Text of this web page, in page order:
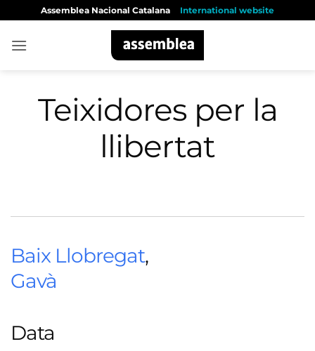
content
Assemblea Nacional Catalana International website
Teixidores per la
llibertat
Baix Llobregat,
Gavà
Data